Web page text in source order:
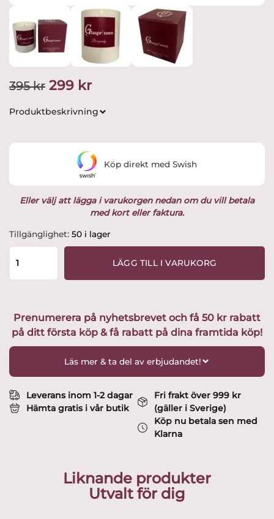
395kr Det
ursprungliga
395 kr.
299 krDet
nuvarande
är:
299 kr.
Produktbeskrivning
Eller välj att lägga i varukorgen nedan om du vill betala
med kort eller faktura.
Tillgänglighet: 50 i lager
Glasprinsen
Exklusivt
Doftljus
–
Limiterad
LÄGG TILL I VARUKORG
Köp direkt med Swish
Prenumerera på nyhetsbrevet och få 50 kr rabatt
på ditt första köp & få rabatt på dina framtida köp!
Läs mer & ta del av erbjudandet!
Leverans inom 1-2 dagar
Hämta gratis i vår butik
Fri frakt över 999 kr
(gäller i Sverige)
Köp nu betala sen med
Klarna
Liknande produkter
Utvalt för dig